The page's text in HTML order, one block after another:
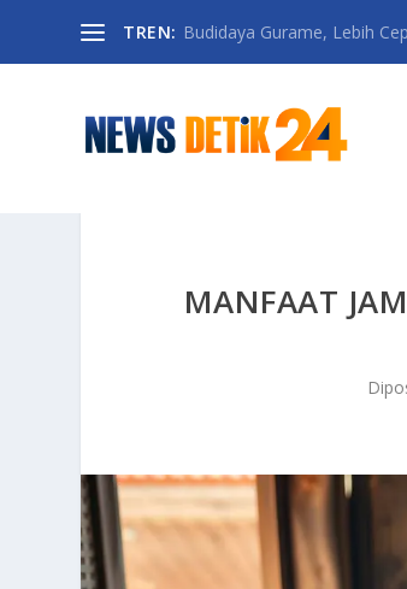
TREN: Budidaya Gurame, Lebih
MANFAAT